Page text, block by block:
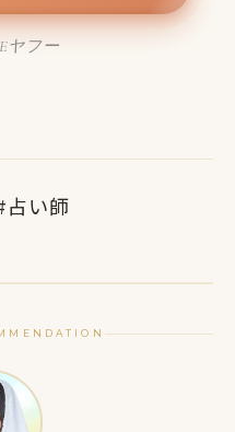
ヤフー
占い師